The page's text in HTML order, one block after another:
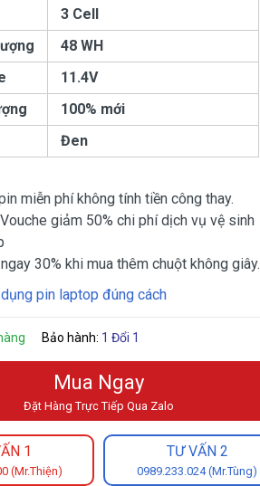
3 Cell
48 WH
11.4V
100% mới
Đen
miễn phí không tính tiền công thay.
giảm 50% chi phí dịch vụ vệ sinh
30% khi mua thêm chuột không giây.
pin laptop đúng cách
Bảo hành: 1 Đổi 1
Mua Ngay
Đặt Hàng Trực Tiếp Qua Zalo
1
(Mr.Thiện)
TƯ VẤN 2
0989.233.024 (Mr.Tùng)